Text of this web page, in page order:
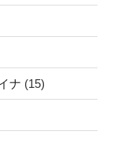
ナ (15)